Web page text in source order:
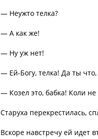
— Неужто телка?
— А как же!
— Ну уж нет!
— Ей-Богу, телка! Да ты
— Козел это, бабка! Коли
Старуха перекрестилась,
Вскоре навстречу ей идет